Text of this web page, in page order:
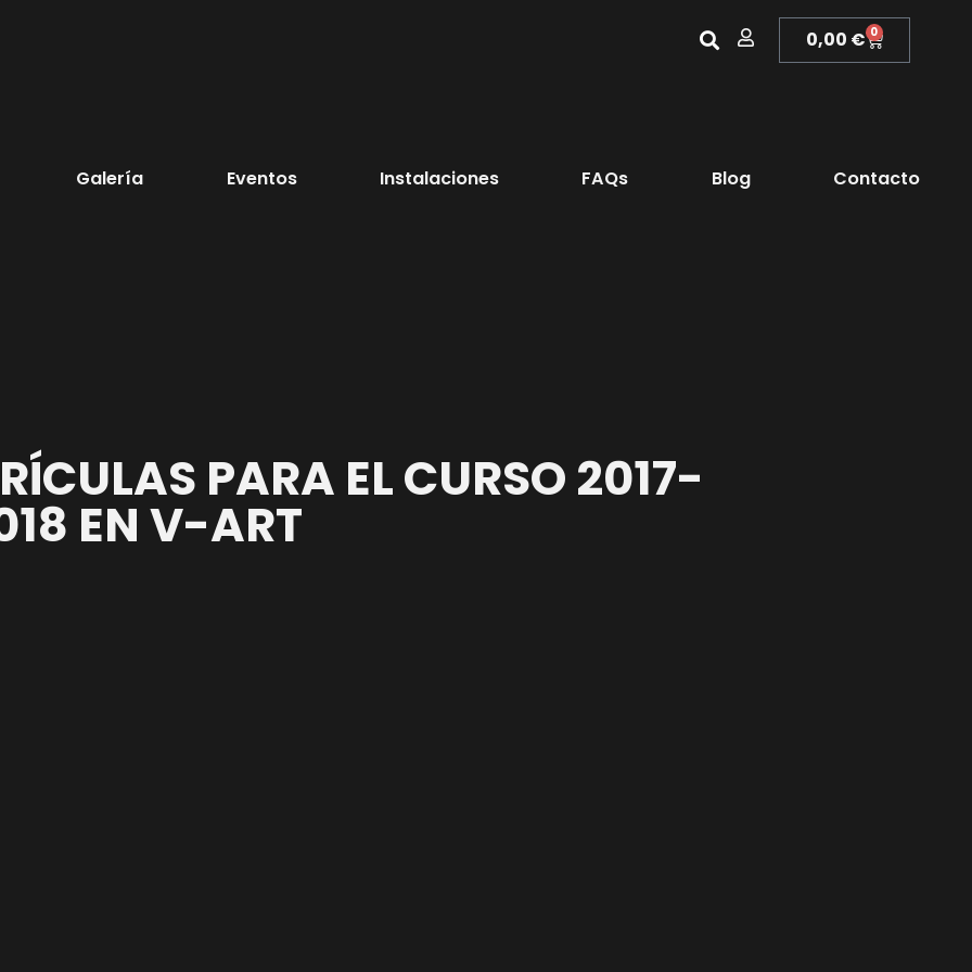
0,00 € 0
Galería Eventos Instalaciones FAQs Blog Contacto
PARA EL CURSO 2017-
EN V-ART